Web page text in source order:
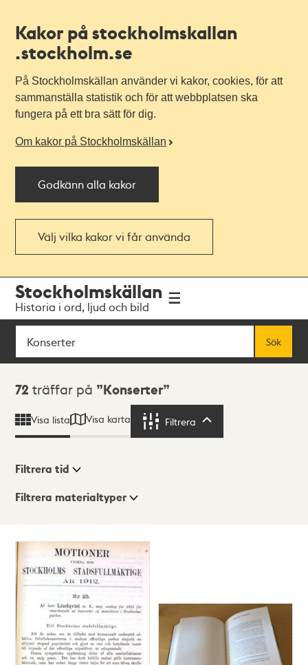
Kakor på stockholmskallan
.stockholm.se
På Stockholmskällan använder vi kakor, cookies, för att
sammanställa statistik och för att webbplatsen ska
fungera på ett bra sätt för dig.
Om kakor på Stockholmskällan
Godkänn alla kakor
Välj vilka kakor vi får använda
navigationen
huvudinnehållet
Stockholmskällan
Historia i ord, ljud och bild
Sök
Sök
Sökresultat
72 träffar på Konserter
Visa lista Visa karta Filtrera
Visningsläge
Karta
Filtrera tid
Filtrera materialtyper
träffar